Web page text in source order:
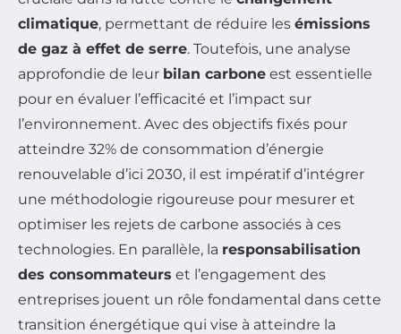
climatique, permettant de réduire les émissions
de gaz à effet de serre. Toutefois, une analyse
approfondie de leur bilan carbone est essentielle
pour en évaluer l’efficacité et l’impact sur
l’environnement. Avec des objectifs fixés pour
atteindre 32% de consommation d’énergie
renouvelable d’ici 2030, il est impératif d’intégrer
une méthodologie rigoureuse pour mesurer et
optimiser les rejets de carbone associés à ces
technologies. En parallèle, la responsabilisation
des consommateurs et l’engagement des
entreprises jouent un rôle fondamental dans cette
transition énergétique qui vise à atteindre la